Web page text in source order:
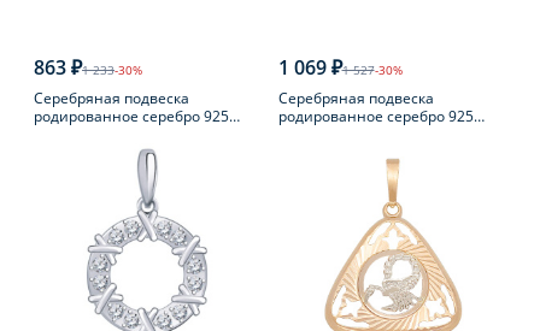
863 ₽1 233-30%
Серебряная подвеска
родированное серебро 925
1 069 ₽1 527-30%
Серебряная подвеска
родированное серебро 925